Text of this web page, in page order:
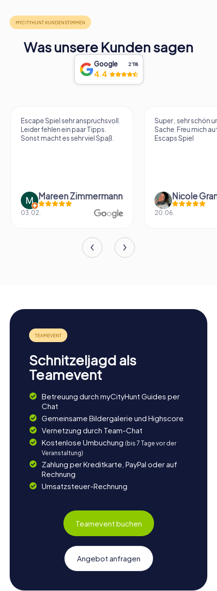
Was unsere Kunden sagen
Google 2‘118
4.4
anspruchsvoll.
Tipps.
viel Spaß.
Super , sehr schön und eine tolle
Sache. Freu mich aufs nächste
Escaps Spiel
Nicole Grandt
20.06.
Schnitzeljagd als
Teamevent
Betreuung durch myCityHunt Guides per
Chat
Gemeinsame Bildergalerie und Highscore
Vernetzung durch Team-Chat
Kostenlose Umbuchung (bis 7 Tage vor der
Veranstaltung)
Zahlung per Kreditkarte, PayPal oder auf
Rechnung
Umsatzsteuer-Rechnung
Teamevent buchen
Angebot anfragen